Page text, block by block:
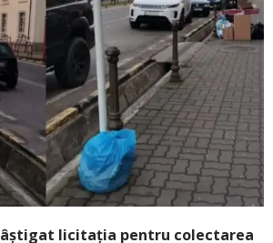
licitația pentru colectarea